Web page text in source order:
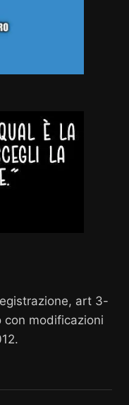
art 3-
modificazioni